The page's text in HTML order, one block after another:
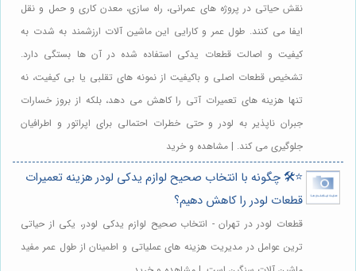
نقش حیاتی در پروژه های عمرانی، راه سازی، معدن کاری و حمل و نقل
ایفا می کنند. طول عمر و کارایی این ماشین آلات ارزشمند به شدت به
کیفیت و اصالت قطعات یدکی استفاده شده در آن ها بستگی دارد.
تشخیص قطعات اصلی و باکیفیت از نمونه های تقلبی یا بی کیفیت، نه
تنها هزینه های تعمیرات آتی را کاهش می دهد، بلکه از بروز خسارات
جبران ناپذیر به لودر و حتی خطرات احتمالی برای اپراتور و اطرافیان
جلوگیری می کند. | مشاهده و خرید
⭐️🛠️ چگونه با انتخاب صحیح لوازم یدکی لودر هزینه تعمیرات
قطعات لودر را کاهش دهیم؟
قطعات لودر در تهران - انتخاب صحیح لوازم یدکی لودر، یکی از حیاتی
ترین عوامل در مدیریت هزینه های عملیاتی و اطمینان از طول عمر مفید